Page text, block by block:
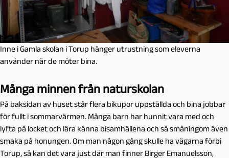
Inne i Gamla skolan i Torup hänger utrustning som eleverna
använder när de möter bina.
Många minnen från naturskolan
På baksidan av huset står flera bikupor uppställda och bina jobbar
för fullt i sommarvärmen. Många barn har hunnit vara med och
lyfta på locket och lära känna bisamhällena och så småningom även
smaka på honungen. Om man någon gång skulle ha vägarna förbi
Torup, så kan det vara just där man finner Birger Emanuelsson,